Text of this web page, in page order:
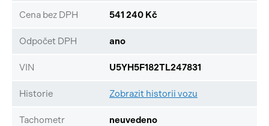
Cena bez DPH 541 240 Kč
Odpočet DPH ano
VIN U5YH5F182TL247831
Historie Zobrazit historii vozu
Tachometr neuvedeno